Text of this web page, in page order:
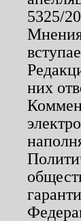
5325/
Мнения
них